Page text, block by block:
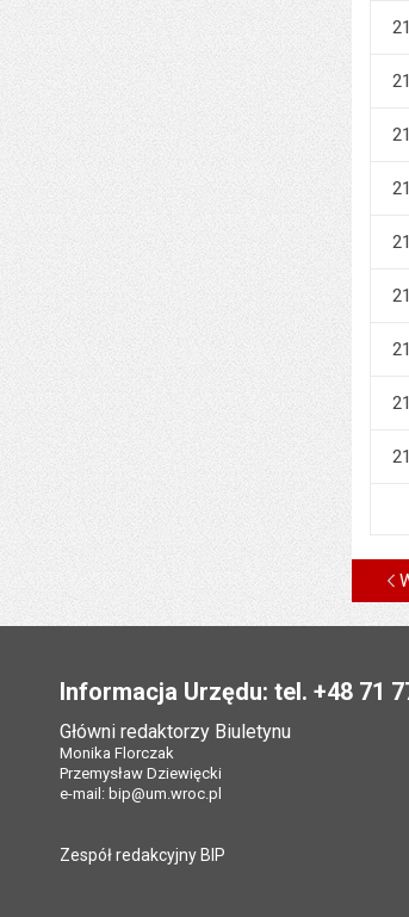
Informacja Urzędu: tel. +48 71
Główni redaktorzy Biuletynu
Monika Florczak
Przemysław Dziewięcki
e-mail: bip@um.wroc.pl
Zespół redakcyjny BIP